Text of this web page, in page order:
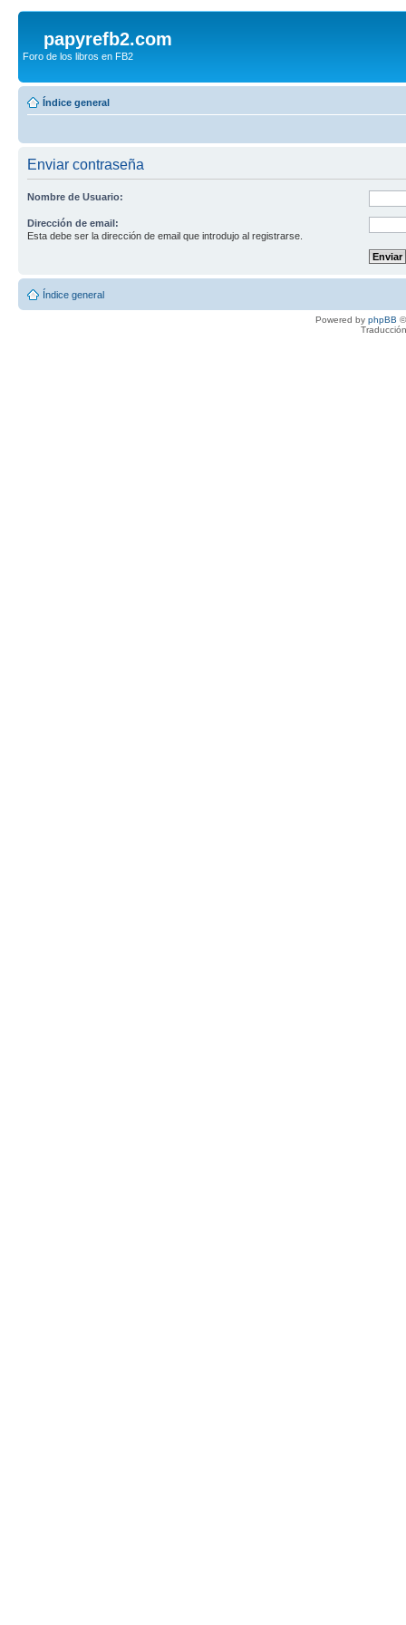
papyrefb2.com
Foro de los libros en FB2
Índice general
Enviar contraseña
Nombre de Usuario:
Dirección de email:
Esta debe ser la dirección de email que introdujo al registrarse.
Índice general
Powered by phpBB